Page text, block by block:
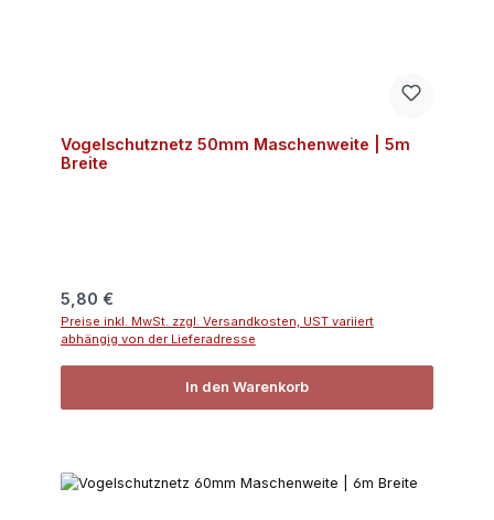
Vogelschutznetz 50mm Maschenweite | 5m
Breite
Regulärer Preis:
5,80 €
Preise inkl. MwSt. zzgl. Versandkosten, UST variiert
abhängig von der Lieferadresse
In den Warenkorb